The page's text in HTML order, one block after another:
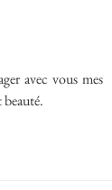
avec vous mes